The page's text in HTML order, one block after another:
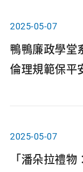
2025-05-07
鴨鴨廉政學堂
倫理規範保平
2025-05-07
「潘朵拉禮